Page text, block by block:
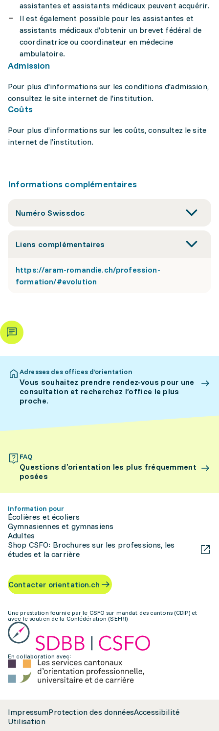
assistantes et assistants médicaux peuvent acquérir.
Il est également possible pour les assistantes et
assistants médicaux d'obtenir un brevet fédéral de
coordinatrice ou coordinateur en médecine
ambulatoire.
Admission
Pour plus d'informations sur les conditions d'admission,
consultez le site internet de l'institution.
Coûts
Pour plus d’informations sur les coûts, consultez le site
internet de l’institution.
Informations complémentaires
Numéro Swissdoc
Liens complémentaires
https://aram-romandie.ch/profession-
formation/#evolution
Adresses des offices d’orientation
Vous souhaitez prendre rendez-vous pour une
consultation et recherchez l’office le plus
proche.
FAQ
Questions d’orientation les plus fréquemment
posées
Information pour
Écolières et écoliers
Gymnasiennes et gymnasiens
Adultes
Shop CSFO: Brochures sur les professions, les
études et la carrière
Contacter orientation.ch
Une prestation fournie par le CSFO sur mandat des cantons (CDIP) et
avec le soutien de la Confédération (SEFRI)
En collaboration avec:
ImpressumProtection des donnéesAccessibilité
Utilisation